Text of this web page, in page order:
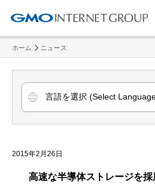
ホーム ニュース
2015年2月26日
高速な半導体ストレージを